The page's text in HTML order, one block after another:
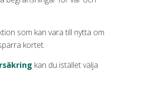
som kan vara till nytta om
kortet.
kan du istället välja